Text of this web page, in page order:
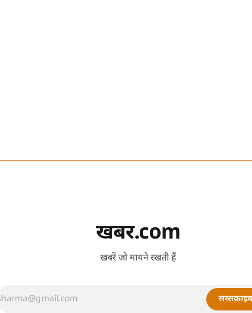
खबर.com
खबरें जो मायने रखती हैं